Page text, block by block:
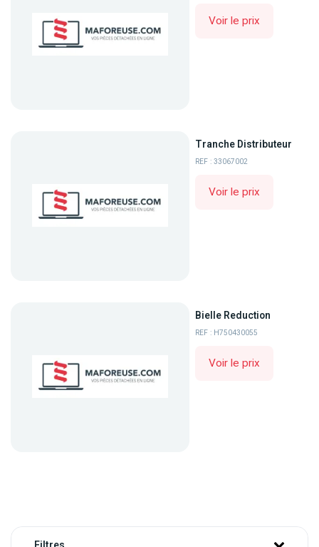
Voir le prix
Tranche Distributeur
REF : 33067002
Voir le prix
Bielle Reduction
REF : H750430055
Voir le prix
Filtres